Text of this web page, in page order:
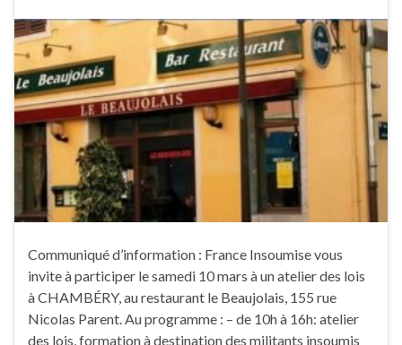
Communiqué d’information : France Insoumise vous
invite à participer le samedi 10 mars à un atelier des lois
à CHAMBÉRY, au restaurant le Beaujolais, 155 rue
Nicolas Parent. Au programme : – de 10h à 16h: atelier
des lois, formation à destination des militants insoumis